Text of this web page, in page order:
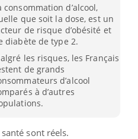
consommation d’alcool,
que soit la dose, est un
de risque d’obésité et
diabète de type 2.
les risques, les Français
de grands
d’alcool
à d’autres
sont réels.